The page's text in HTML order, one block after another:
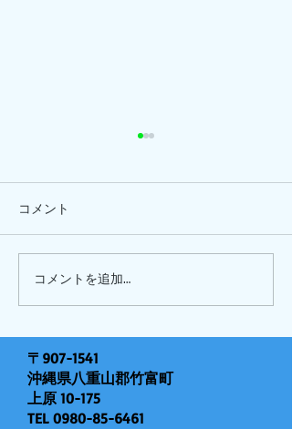
ピナイ半日+釣りツアー
コメント
コメントを追加…
〒907-1541
沖縄県八重山郡竹富町
上原 10-175
TEL 0980-85-6461